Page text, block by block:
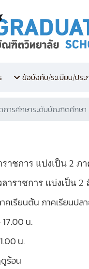
ข้อบังคับ/ระเบียบ/ประ
การศึกษาระดับบัณฑิตศึกษา
าชการ แบ่งเป็น 2 ภ
าราชการ แบ่งเป็น
คเรียนต้น ภาคเรียนปล
17.00 น.
น.
ร้อน